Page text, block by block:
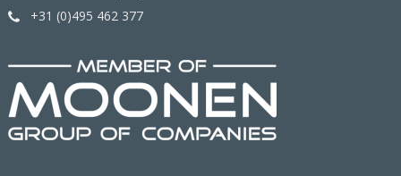
+31 (0)495 462 377